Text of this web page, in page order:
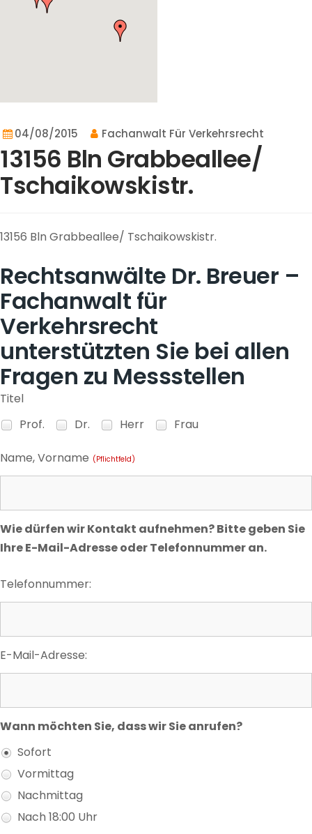
04/08/2015 Fachanwalt Für Verkehrsrecht
13156 Bln Grabbeallee/
Tschaikowskistr.
13156 Bln Grabbeallee/ Tschaikowskistr.
Rechtsanwälte Dr. Breuer –
Fachanwalt für
Verkehrsrecht
unterstützten Sie bei allen
Fragen zu Messstellen
Titel
Prof.
Dr. Herr Frau
Name, Vorname (Pflichtfeld)
Wie dürfen wir Kontakt aufnehmen? Bitte geben Sie
Ihre E-Mail-Adresse oder Telefonnummer an.
Telefonnummer:
E-Mail-Adresse:
Wann möchten Sie, dass wir Sie anrufen?
Sofort
Vormittag
Nachmittag
Nach 18:00 Uhr